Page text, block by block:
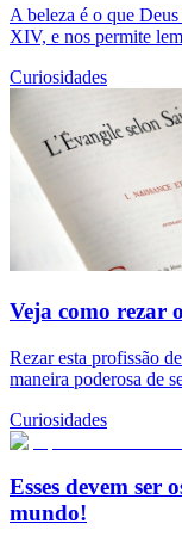
A beleza é o que
XIV, e nos permite
Curiosidades
Veja como rezar
Rezar esta profissão
maneira poderosa de
Curiosidades
Esses devem ser
mundo!